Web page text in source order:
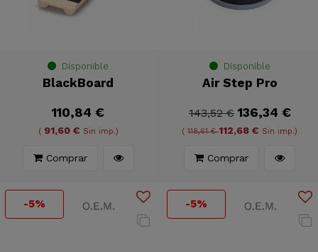
Disponible
BlackBoard
110,84 €
( 91,60 € Sin imp.)
Comprar
Disponible
Air Step Pro
143,52 € 136,34 €
(118,61 €112,68 € Sin imp.)
Comprar
-5% -5%